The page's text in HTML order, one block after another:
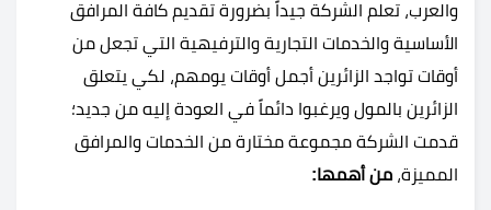
والعرب، تعلم الشركة جيداً بضرورة تقديم كافة المرافق
الأساسية والخدمات التجارية والترفيهية التي تجعل من
أوقات تواجد الزائرين أجمل أوقات يومهم، لكي يتعلق
الزائرين بالمول ويرغبوا دائماً في العودة إليه من جديد؛
قدمت الشركة مجموعة مختارة من الخدمات والمرافق
المميزة، من أهمها: